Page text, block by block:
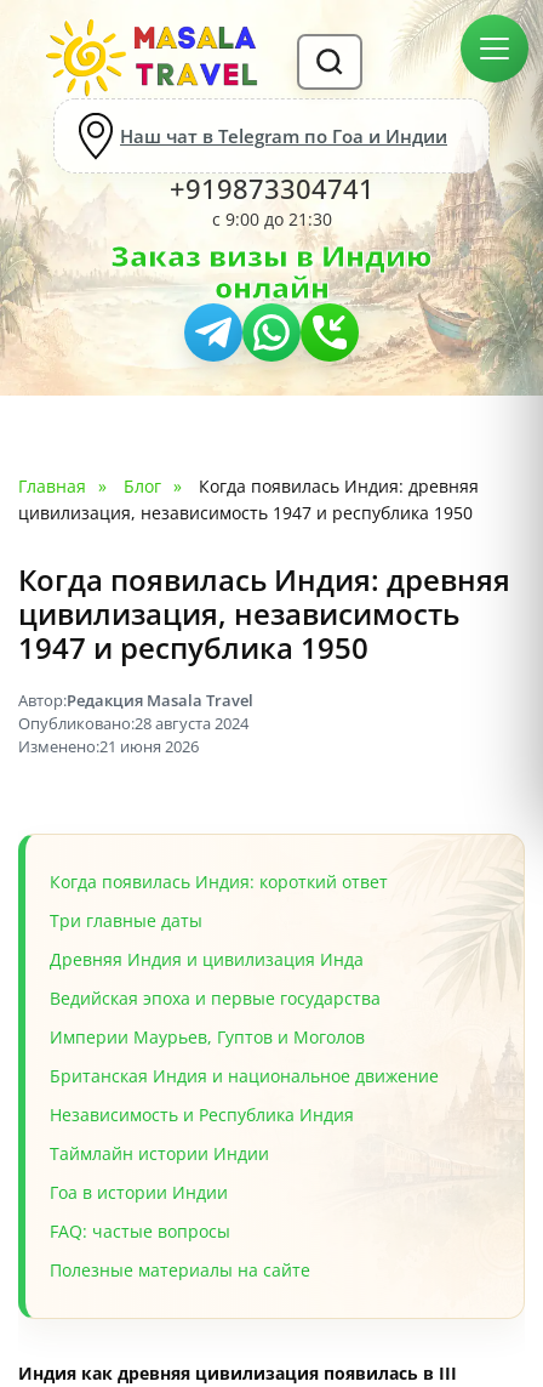
Наш чат в Telegram по Гоа и Индии
+919873304741
с 9:00 до 21:30
Заказ визы в Индию
онлайн
Главная Блог
Когда появилась Индия: древняя
цивилизация, независимость 1947 и республика 1950
Когда появилась Индия: древняя
цивилизация, независимость
1947 и республика 1950
Автор:Редакция Masala Travel
Опубликовано:28 августа 2024
Изменено:21 июня 2026
Когда появилась Индия: короткий ответ
Три главные даты
Древняя Индия и цивилизация Инда
Ведийская эпоха и первые государства
Империи Маурьев, Гуптов и Моголов
Британская Индия и национальное движение
Независимость и Республика Индия
Таймлайн истории Индии
Гоа в истории Индии
FAQ: частые вопросы
Полезные материалы на сайте
Индия как древняя цивилизация появилась в III